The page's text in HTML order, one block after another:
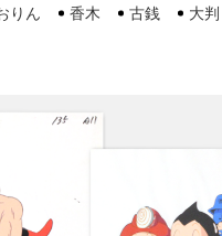
りん 香木 古銭
大判